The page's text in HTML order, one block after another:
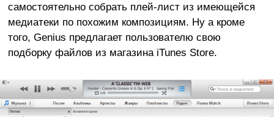
самостоятельно собрать плей-лист из имеющейся
медиатеки по похожим композициям. Ну а кроме
того, Genius предлагает пользователю свою
подборку файлов из магазина iTunes Store.